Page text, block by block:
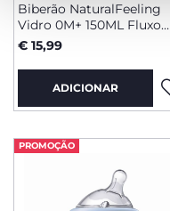
Biberão NaturalFeeling
Vidro 0M+ 150ML Fluxo
Normal
€ 15,99
ADICIONAR
PROMOÇÃO